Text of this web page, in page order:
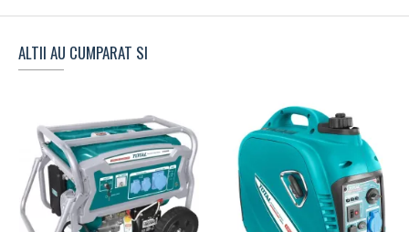
ALTII AU CUMPARAT SI